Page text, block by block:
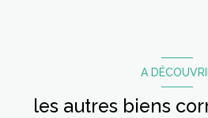
A
les autres biens